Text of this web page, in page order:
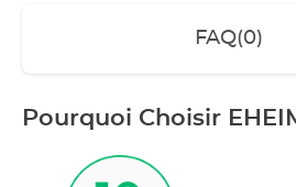
FAQ(0)
Pourquoi Choisir